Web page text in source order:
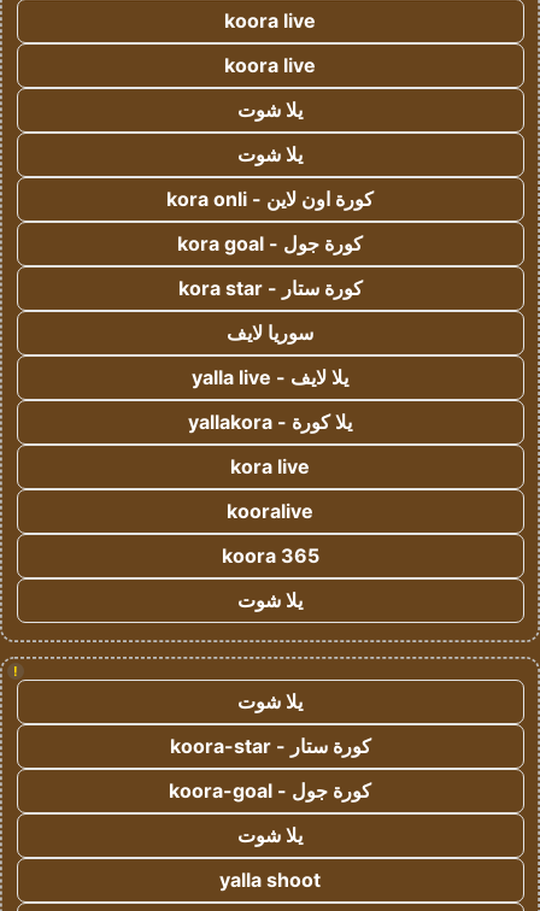
koora live
koora live
يلا شوت
يلا شوت
كورة اون لاين - kora onli
كورة جول - kora goal
كورة ستار - kora star
سوريا لايف
يلا لايف - yalla live
يلا كورة - yallakora
kora live
kooralive
koora 365
يلا شوت
!
يلا شوت
كورة ستار - koora-star
كورة جول - koora-goal
يلا شوت
yalla shoot